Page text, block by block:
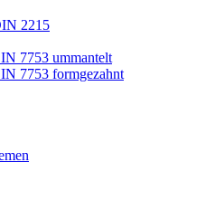
2215
7753 ummantelt
7753 formgezahnt